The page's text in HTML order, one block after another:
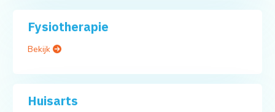
Fysiotherapie
Bekijk
Huisarts